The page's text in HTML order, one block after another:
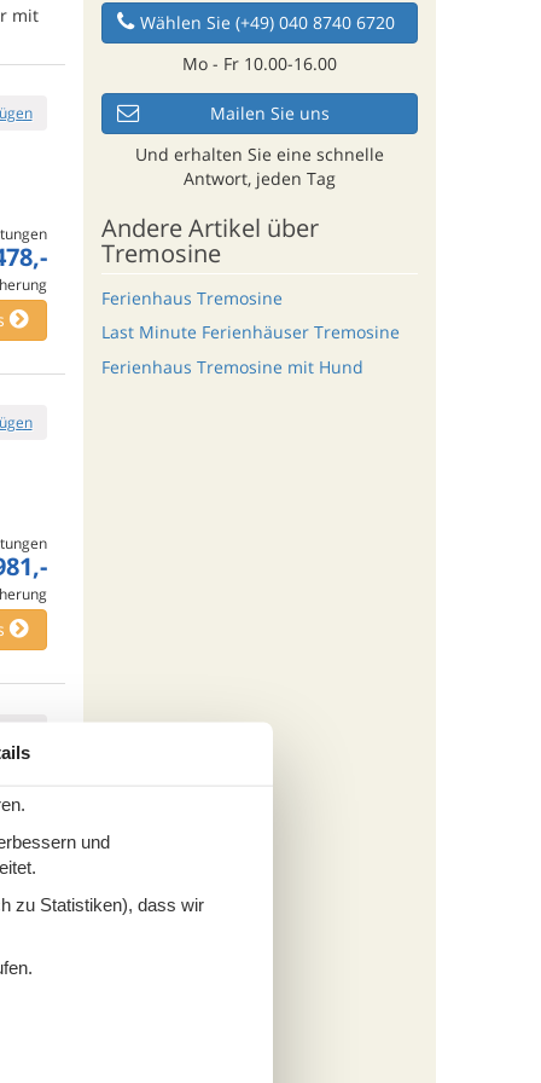
mit
Wählen Sie (+49) 040 8740 6720
Mo - Fr 10.00-16.00
Mailen Sie uns
Und erhalten Sie eine schnelle
Antwort, jeden Tag
Andere Artikel über
Tremosine
Ferienhaus Tremosine
Last Minute Ferienhäuser Tremosine
Ferienhaus Tremosine mit Hund
und
zu Statistiken), dass wir